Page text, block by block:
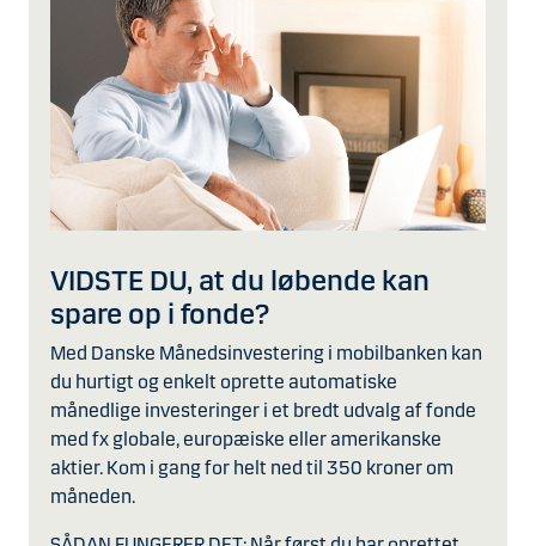
VIDSTE DU, at du løbende kan
spare op i fonde?
Med Danske Månedsinvestering i mobilbanken kan
du hurtigt og enkelt oprette automatiske
månedlige investeringer i et bredt udvalg af fonde
med fx globale, europæiske eller amerikanske
aktier. Kom i gang for helt ned til 350 kroner om
måneden.